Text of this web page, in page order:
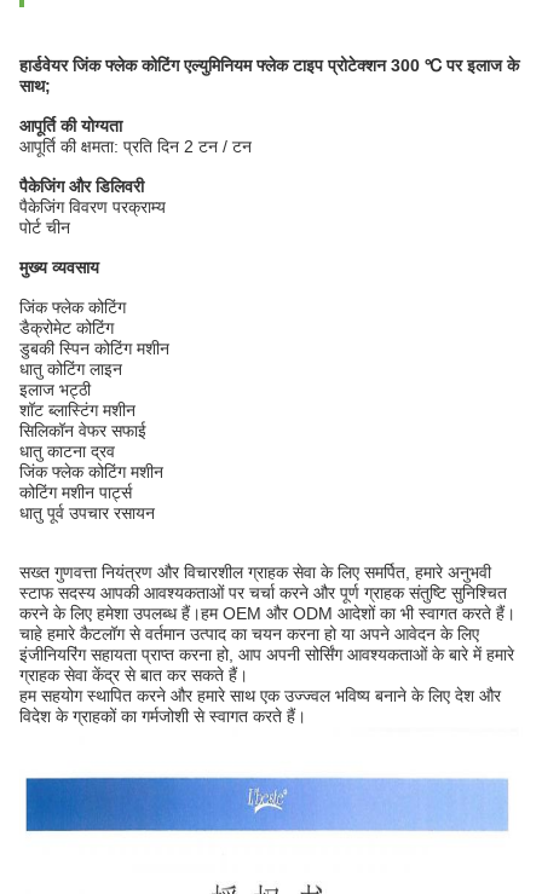
हार्डवेयर जिंक फ्लेक कोटिंग एल्युमिनियम फ्लेक टाइप प्रोटेक्शन 300 ℃ पर इलाज के
साथ;
आपूर्ति की योग्यता
आपूर्ति की क्षमता: प्रति दिन 2 टन / टन
पैकेजिंग और डिलिवरी
पैकेजिंग विवरण परक्राम्य
पोर्ट चीन
मुख्य व्यवसाय
जिंक फ्लेक कोटिंग
डैक्रोमेट कोटिंग
डुबकी स्पिन कोटिंग मशीन
धातु कोटिंग लाइन
इलाज भट्ठी
शॉट ब्लास्टिंग मशीन
सिलिकॉन वेफर सफाई
धातु काटना द्रव
जिंक फ्लेक कोटिंग मशीन
कोटिंग मशीन पार्ट्स
धातु पूर्व उपचार रसायन
सख्त गुणवत्ता नियंत्रण और विचारशील ग्राहक सेवा के लिए समर्पित, हमारे अनुभवी
स्टाफ सदस्य आपकी आवश्यकताओं पर चर्चा करने और पूर्ण ग्राहक संतुष्टि सुनिश्चित
करने के लिए हमेशा उपलब्ध हैं।हम OEM और ODM आदेशों का भी स्वागत करते हैं।
चाहे हमारे कैटलॉग से वर्तमान उत्पाद का चयन करना हो या अपने आवेदन के लिए
इंजीनियरिंग सहायता प्राप्त करना हो, आप अपनी सोर्सिंग आवश्यकताओं के बारे में हमारे
ग्राहक सेवा केंद्र से बात कर सकते हैं।
हम सहयोग स्थापित करने और हमारे साथ एक उज्ज्वल भविष्य बनाने के लिए देश और
विदेश के ग्राहकों का गर्मजोशी से स्वागत करते हैं।